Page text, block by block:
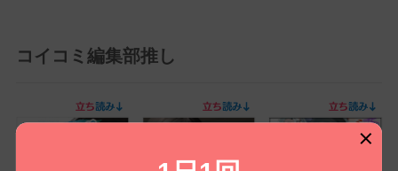
コイコミ編集部推し